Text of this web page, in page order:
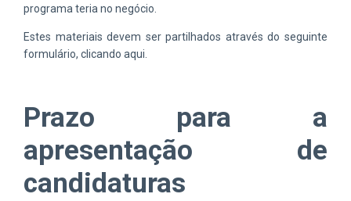
programa teria no negócio.
Estes materiais devem ser partilhados através do seguinte
formulário, clicando aqui.
Prazo para a
apresentação de
candidaturas